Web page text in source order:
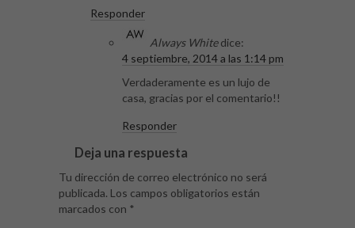
Responder
Always White dice:
4 septiembre, 2014 a las 1:14 pm
Verdaderamente es un lujo de
casa, gracias por el comentario!!
Responder
Deja una respuesta
Tu dirección de correo electrónico no será
publicada. Los campos obligatorios están
marcados con *